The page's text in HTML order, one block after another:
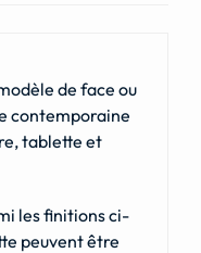
de face ou
contemporaine
tablette et
les finitions ci-
peuvent être